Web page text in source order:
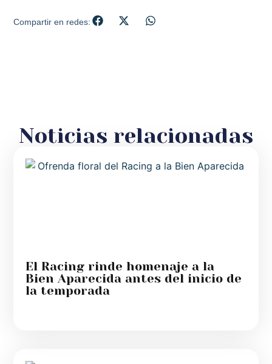
Compartir en redes:
Noticias relacionadas
El Racing rinde homenaje a la
Bien Aparecida antes del inicio de
la temporada